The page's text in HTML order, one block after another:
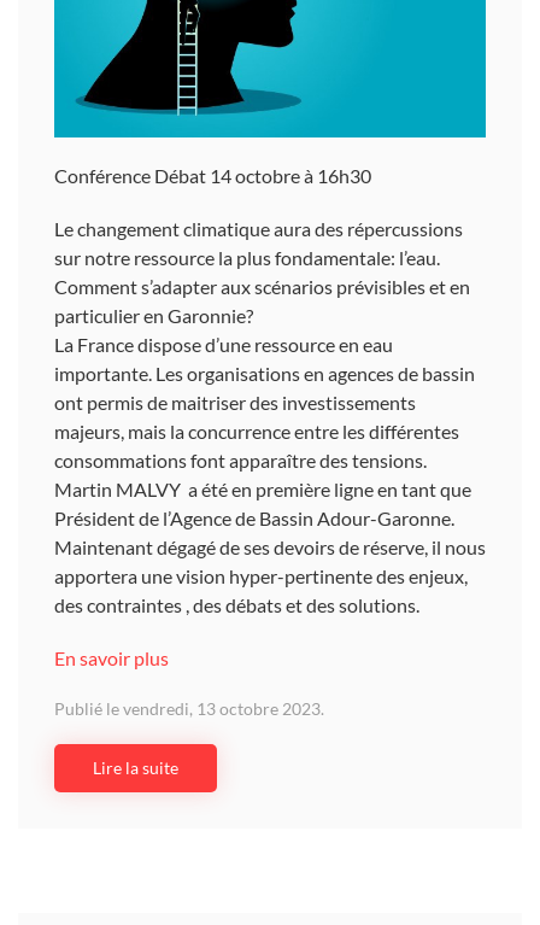
Conférence Débat 14 octobre à 16h30
Le changement climatique aura des répercussions
sur notre ressource la plus fondamentale: l’eau.
Comment s’adapter aux scénarios prévisibles et en
particulier en Garonnie?
La France dispose d’une ressource en eau
importante. Les organisations en agences de bassin
ont permis de maitriser des investissements
majeurs, mais la concurrence entre les différentes
consommations font apparaître des tensions.
Martin MALVY a été en première ligne en tant que
Président de l’Agence de Bassin Adour-Garonne.
Maintenant dégagé de ses devoirs de réserve, il nous
apportera une vision hyper-pertinente des enjeux,
des contraintes , des débats et des solutions.
En savoir plus
Publié le vendredi, 13 octobre 2023.
Lire la suite